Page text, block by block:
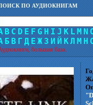
ПО АУДИОКНИГАМ
B C D E F G H I J K L M N
Б В Г Д Е Ж З И Й КЛ М Н
большая база.